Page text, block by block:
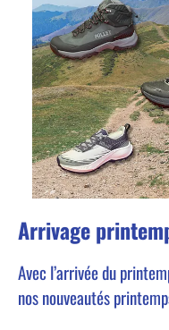
Arrivage
Avec l’arrivée du
nos nouveautés